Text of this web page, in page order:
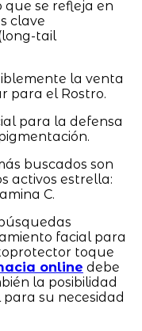
se refleja en
clave
tail
la venta
para el Rostro.
para la defensa
buscados son
activos estrella:
C.
facial para
toque
online debe
la posibilidad
su necesidad